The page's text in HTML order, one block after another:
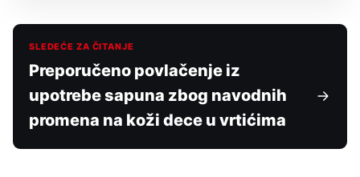
SLEDEĆE ZA ČITANJE
Preporučeno povlačenje iz
upotrebe sapuna zbog navodnih
promena na koži dece u vrtićima